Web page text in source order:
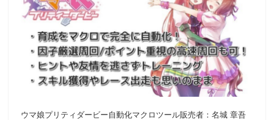
ウマ娘プリティダービー自動化マクロツール販売者：名城 章吾